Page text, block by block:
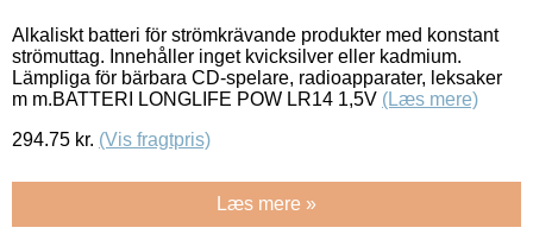
Alkaliskt batteri för strömkrävande produkter med konstant
strömuttag. Innehåller inget kvicksilver eller kadmium.
Lämpliga för bärbara CD-spelare, radioapparater, leksaker
m m.BATTERI LONGLIFE POW LR14 1,5V (Læs mere)
294.75 kr. (Vis fragtpris)
Læs mere »